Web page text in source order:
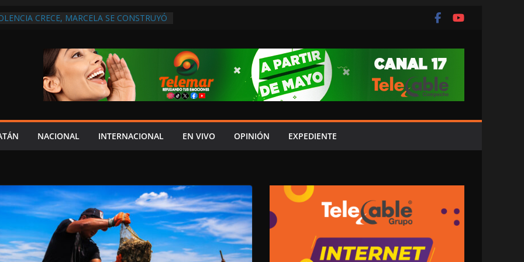
CRECE, MARCELA SE CONSTRUYÓ
EMPLEOS
NO PAGA A PROVEEDORES, PEMEX LA
QUE HAY UN PROYECTO PARA
CULTURAL MULTIFUNCIONAL EN EL
AUTORIZACIÓN MÉDICA PARA FIJAR
RESPONSABLE DEL ACCIDENTE
NACIONAL INTERNACIONAL EN VIVO OPINIÓN EXPEDIENTE